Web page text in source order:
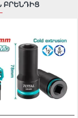
ԲՐԵՆԴԻՑ